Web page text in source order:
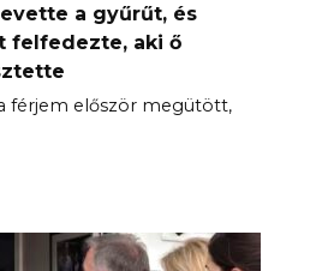
a gyűrűt, és
felfedezte, aki ő
férjem először megütött,